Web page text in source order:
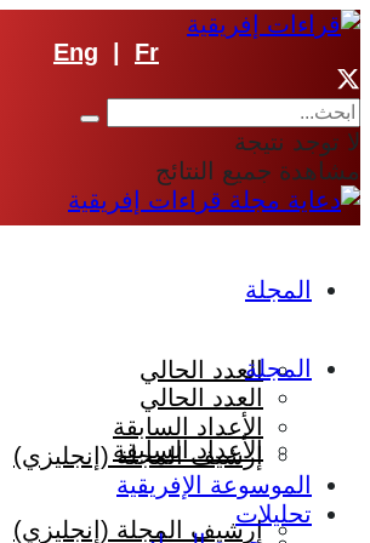
Eng Fr
لا توجد نتيجة
مشاهدة جميع النتائج
المجلة
العدد الحالي
الأعداد السابقة
إرشيف المجلة (إنجليزي)
المجلة
العدد الحالي
الأعداد السابقة
إرشيف المجلة (إنجليزي)
الموسوعة الإفريقية
تحليلات